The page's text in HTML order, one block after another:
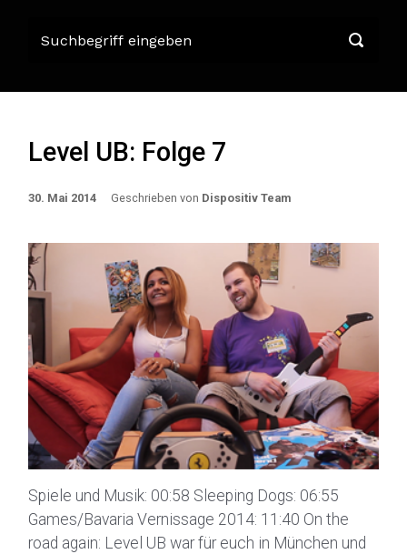
Level UB: Folge 7
30. Mai 2014 Geschrieben von Dispositiv Team
Spiele und Musik: 00:58 Sleeping Dogs: 06:55
Games/Bavaria Vernissage 2014: 11:40 On the
road again: Level UB war für euch in München und